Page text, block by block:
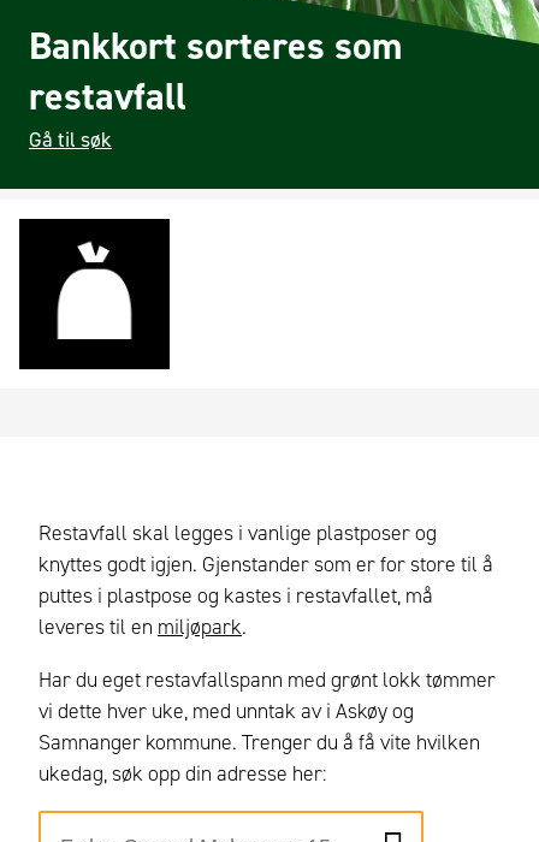
Bankkort sorteres som
restavfall
Gå til søk
Restavfall skal legges i vanlige plastposer og
knyttes godt igjen. Gjenstander som er for store til å
puttes i plastpose og kastes i restavfallet, må
leveres til en miljøpark.
Har du eget restavfallspann med grønt lokk tømmer
vi dette hver uke, med unntak av i Askøy og
Samnanger kommune. Trenger du å få vite hvilken
ukedag, søk opp din adresse her: